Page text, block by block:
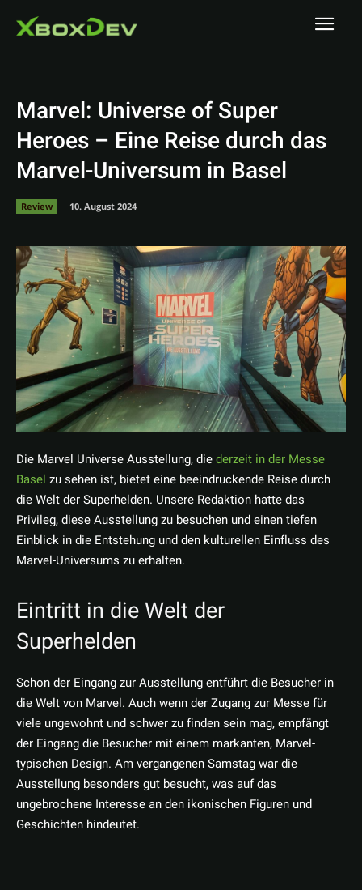
Marvel: Universe of Super
Heroes – Eine Reise durch das
Marvel-Universum in Basel
Review 10. August 2024
Die Marvel Universe Ausstellung, diederzeit in der Messe
Basel zu sehen ist, bietet eine beeindruckende Reise durch
die Welt der Superhelden. Unsere Redaktion hatte das
Privileg, diese Ausstellung zu besuchen und einen tiefen
Einblick in die Entstehung und den kulturellen Einfluss des
Marvel-Universums zu erhalten.
Eintritt in die Welt der
Superhelden
Schon der Eingang zur Ausstellung entführt die Besucher in
die Welt von Marvel. Auch wenn der Zugang zur Messe für
viele ungewohnt und schwer zu finden sein mag, empfängt
der Eingang die Besucher mit einem markanten, Marvel-
typischen Design. Am vergangenen Samstag war die
Ausstellung besonders gut besucht, was auf das
ungebrochene Interesse an den ikonischen Figuren und
Geschichten hindeutet.